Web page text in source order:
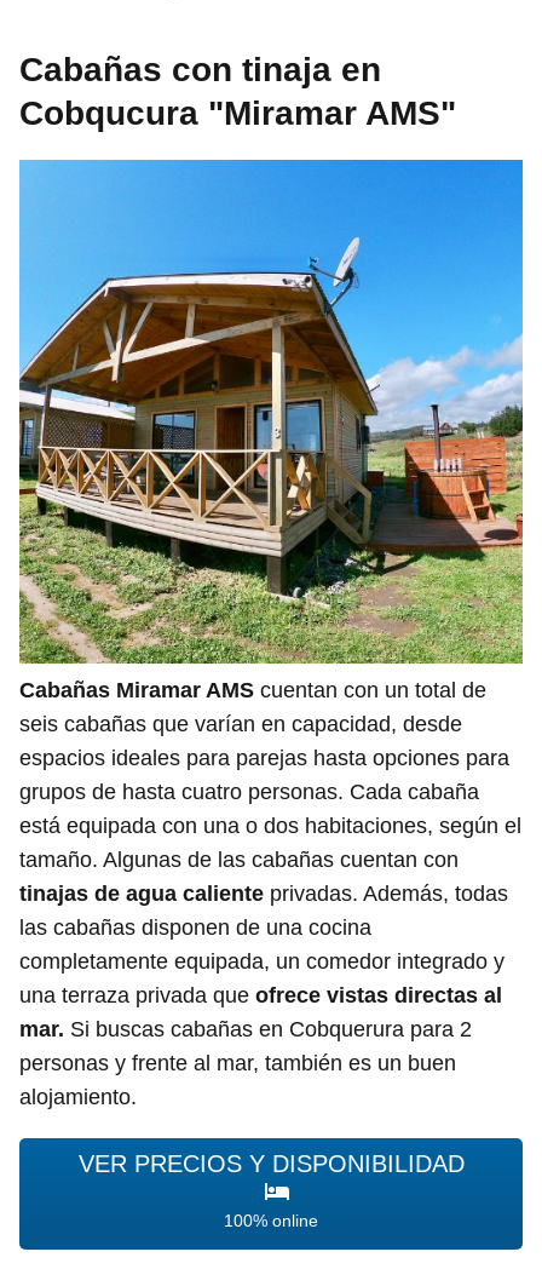
Cabañas con tinaja en
Cobqucura "Miramar AMS"
Cabañas Miramar AMS cuentan con un total de
seis cabañas que varían en capacidad, desde
espacios ideales para parejas hasta opciones para
grupos de hasta cuatro personas. Cada cabaña
está equipada con una o dos habitaciones, según el
tamaño. Algunas de las cabañas cuentan con
tinajas de agua caliente privadas. Además, todas
las cabañas disponen de una cocina
completamente equipada, un comedor integrado y
una terraza privada que ofrece vistas directas al
mar. Si buscas cabañas en Cobquerura para 2
personas y frente al mar, también es un buen
alojamiento.
VER PRECIOS Y DISPONIBILIDAD
100% online